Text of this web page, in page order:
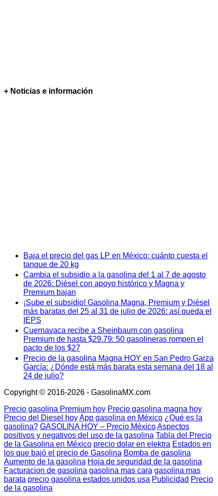
+ Noticias e información
Baja el precio del gas LP en México: cuánto cuesta el
tanque de 20 kg
Cambia el subsidio a la gasolina del 1 al 7 de agosto
de 2026: Diésel con apoyo histórico y Magna y
Premium bajan
¡Sube el subsidio! Gasolina Magna, Premium y Diésel
más baratas del 25 al 31 de julio de 2026: así queda el
IEPS
Cuernavaca recibe a Sheinbaum con gasolina
Premium de hasta $29.79: 50 gasolineras rompen el
pacto de los $27
Precio de la gasolina Magna HOY en San Pedro Garza
García: ¿Dónde está más barata esta semana del 18 al
24 de julio?
Copyright © 2016-2026 - GasolinaMX.com
Precio gasolina Premium hoy Precio gasolina magna hoy
Precio del Diesel hoyApp gasolina en México ¿Qué es la
gasolina? GASOLINA HOY – Precio MéxicoAspectos
positivos y negativos del uso de la gasolina Tabla del Precio
de la Gasolina en México precio dolar en elektra Estados en
los que bajó el precio de Gasolina Bomba de gasolina
Aumento de la gasolina Hoja de seguridad de la gasolina
Facturacion de gasolina gasolina mas cara gasolina mas
barata precio gasolina estados unidos usa Publicidad Precio
de la gasolina